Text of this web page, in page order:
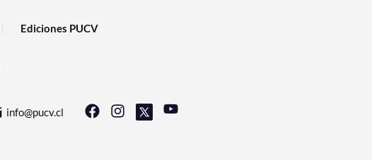
Ediciones PUCV
info@pucv.cl